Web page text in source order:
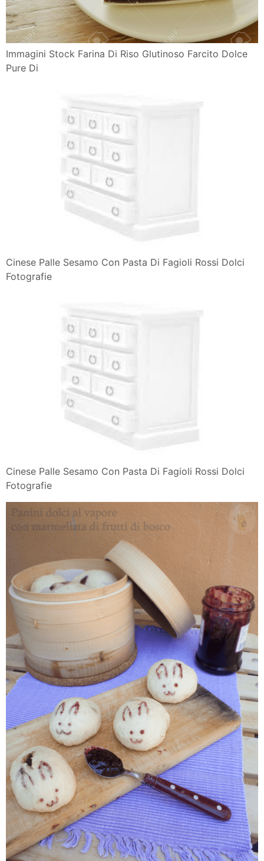
Immagini Stock Farina Di Riso Glutinoso Farcito Dolce
Pure Di
Cinese Palle Sesamo Con Pasta Di Fagioli Rossi Dolci
Fotografie
Cinese Palle Sesamo Con Pasta Di Fagioli Rossi Dolci
Fotografie